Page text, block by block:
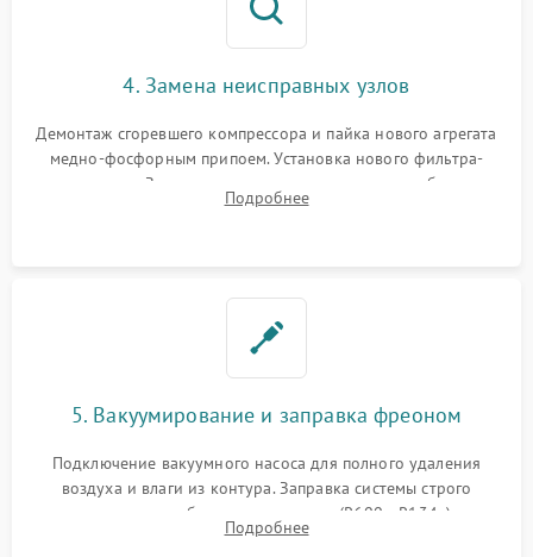
4. Замена неисправных узлов
Демонтаж сгоревшего компрессора и пайка нового агрегата
медно-фосфорным припоем. Установка нового фильтра-
осушителя. Замена изношенных вентиляторов обдува,
сломанных заслонок или поврежденных дверных петель.
Подробнее
5. Вакуумирование и заправка фреоном
Подключение вакуумного насоса для полного удаления
воздуха и влаги из контура. Заправка системы строго
дозированным объемом хладагента (R600a, R134a) по
электронным весам. Контроль рабочего давления в системе.
Подробнее